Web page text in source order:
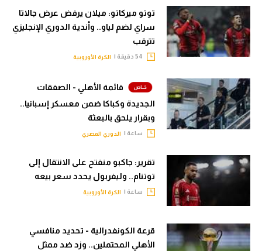
توتو ميركاتو: ميلان يرفض عرض جالاتا
سراي لضم لياو.. وأندية الدوري الإنجليزي
تترقب
الكرة الأوروبية
قائمة الأهلي - الصفقات
الجديدة وكباكا ضمن معسكر إسبانيا..
وبقرار يلحق بالبعثة
ساعة | الدوري المصري
تقرير: جاكبو منفتح على الانتقال إلى
توتنام.. وليفربول يحدد سعر بيعه
ساعة | الكرة الأوروبية
قرعة الكونفدرالية - تحديد منافسي
الأهلي المحتملين.. وزد ضد ممثل